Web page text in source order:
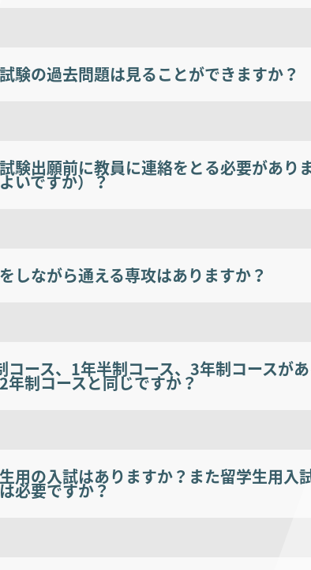
験の過去問題は見ることができますか？
験出願前に教員に連絡をとる必要があり
いですか）？
しながら通える専攻はありますか？
コース、1年半制コース、3年制コースが
年制コースと同じですか？
用の入試はありますか？また留学生用入
必要ですか？